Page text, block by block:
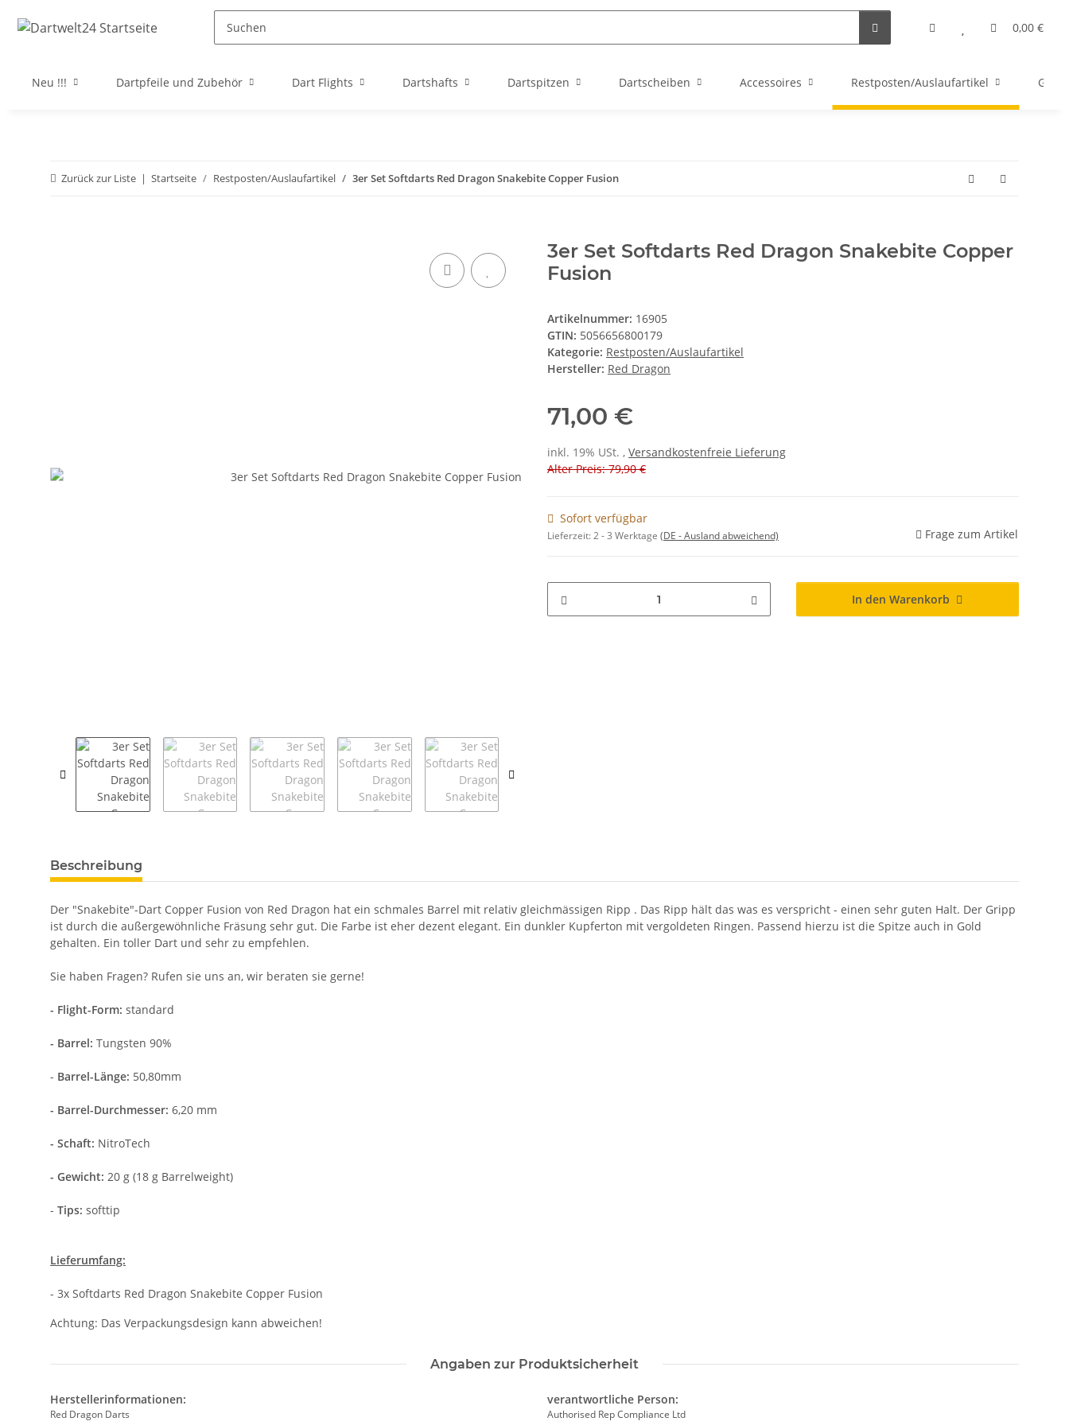
0,00 €
Neu !!! Dartpfeile und Zubehör Dart Flights Dartshafts Dartspitzen Dartscheiben Accessoires Restposten/Auslaufartikel
Zurück zur Liste Startseite Restposten/Auslaufartikel 3er Set Softdarts Red Dragon Snakebite Copper Fusion
3er Set Softdarts Red Dragon Snakebite Copper
Fusion
Artikelnummer: 16905
GTIN: 5056656800179
Kategorie: Restposten/Auslaufartikel
Hersteller: Red Dragon
71,00 €
inkl. 19% USt. , Versandkostenfreie Lieferung
Alter Preis: 79,90 €
Sofort verfügbar
Lieferzeit:2 - 3 Werktage (DE - Ausland abweichend) Frage zum Artikel
In den Warenkorb
weitere Registerkarten anzeigen
Beschreibung
Der "Snakebite"-Dart Copper Fusion von Red Dragon hat ein schmales Barrel mit relativ gleichmässigen Ripp . Das Ripp hält das was es verspricht - einen sehr guten Halt. Der Gripp
ist durch die außergewöhnliche Fräsung sehr gut. Die Farbe ist eher dezent elegant. Ein dunkler Kupferton mit vergoldeten Ringen. Passend hierzu ist die Spitze auch in Gold
gehalten. Ein toller Dart und sehr zu empfehlen.
Sie haben Fragen? Rufen sie uns an, wir beraten sie gerne!
- Flight-Form: standard
- Barrel: Tungsten 90%
- Barrel-Länge: 50,80mm
- Barrel-Durchmesser: 6,20 mm
- Schaft: NitroTech
- Gewicht: 20 g (18 g Barrelweight)
- Tips: softtip
Lieferumfang:
- 3x Softdarts Red Dragon Snakebite Copper Fusion
Achtung: Das Verpackungsdesign kann abweichen!
Angaben zur Produktsicherheit
Herstellerinformationen:
Red Dragon Darts
verantwortliche Person:
Authorised Rep Compliance Ltd